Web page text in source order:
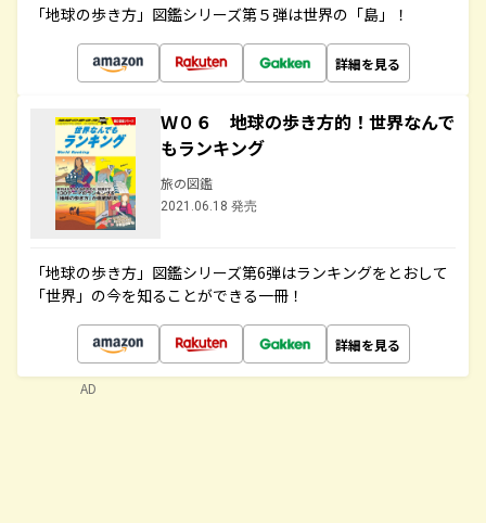
「地球の歩き方」図鑑シリーズ第５弾は世界の「島」！
詳細を見る
Ｗ０６ 地球の歩き方的！世界なんで
もランキング
旅の図鑑
2021.06.18 発売
「地球の歩き方」図鑑シリーズ第6弾はランキングをとおして
「世界」の今を知ることができる一冊！
詳細を見る
AD